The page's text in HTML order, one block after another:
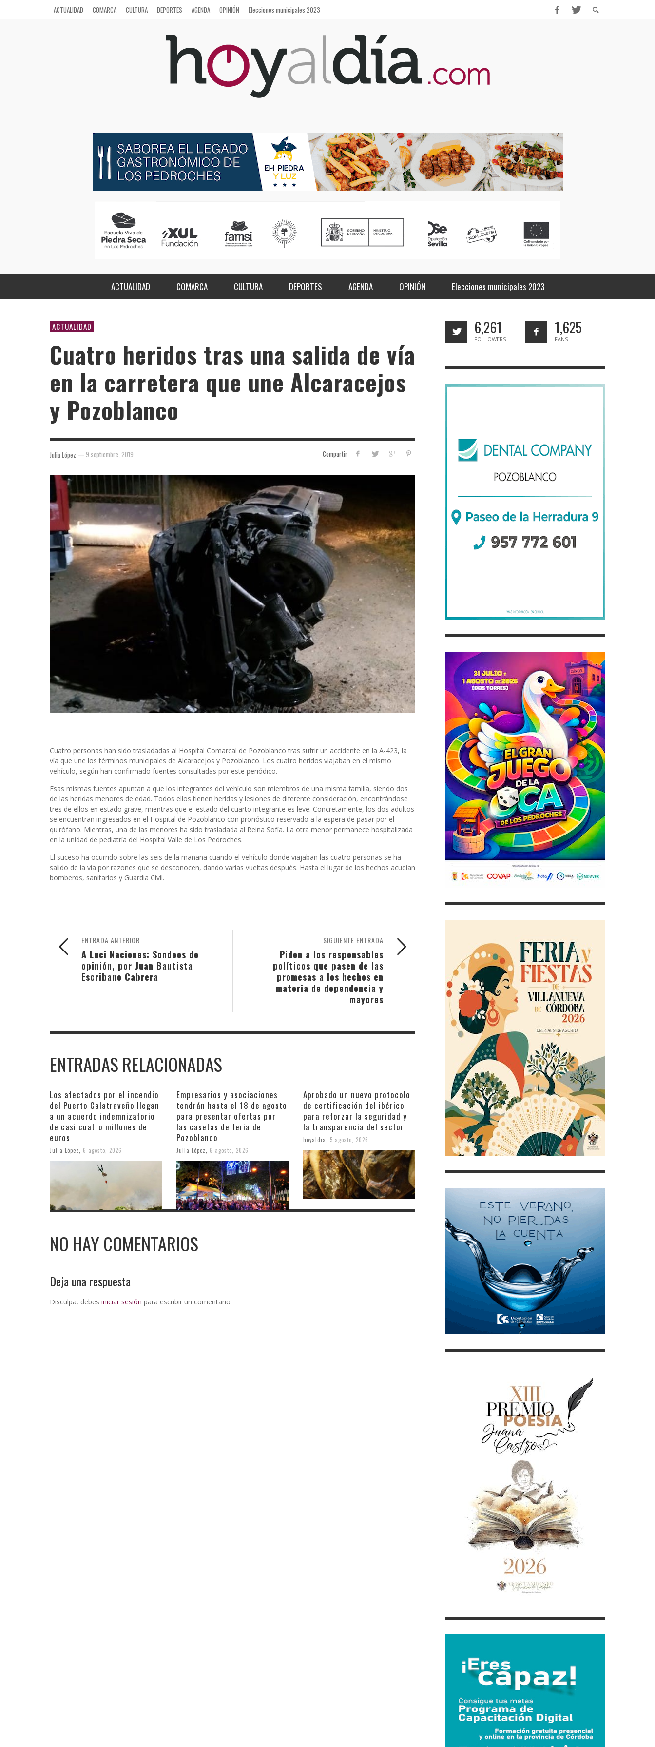
ACTUALIDAD COMARCA CULTURA DEPORTES AGENDA OPINIÓN Elecciones municipales 2023
ACTUALIDAD COMARCA CULTURA DEPORTES AGENDA OPINIÓN Elecciones municipales 2023
ACTUALIDAD
Cuatro heridos tras una salida de vía
en la carretera que une Alcaracejos
y Pozoblanco
Compartir
Julia López — 9 septiembre, 2019
Cuatro personas han sido trasladadas al Hospital Comarcal de Pozoblanco tras sufrir un accidente en la A-423, la
vía que une los términos municipales de Alcaracejos y Pozoblanco. Los cuatro heridos viajaban en el mismo
vehículo, según han confirmado fuentes consultadas por este periódico.
Esas mismas fuentes apuntan a que los integrantes del vehículo son miembros de una misma familia, siendo dos
de las heridas menores de edad. Todos ellos tienen heridas y lesiones de diferente consideración, encontrándose
tres de ellos en estado grave, mientras que el estado del cuarto integrante es leve. Concretamente, los dos adultos
se encuentran ingresados en el Hospital de Pozoblanco con pronóstico reservado a la espera de pasar por el
quirófano. Mientras, una de las menores ha sido trasladada al Reina Sofía. La otra menor permanece hospitalizada
en la unidad de pediatría del Hospital Valle de Los Pedroches.
El suceso ha ocurrido sobre las seis de la mañana cuando el vehículo donde viajaban las cuatro personas se ha
salido de la vía por razones que se desconocen, dando varias vueltas después. Hasta el lugar de los hechos acudían
bomberos, sanitarios y Guardia Civil.
SIGUIENTE ENTRADA
Piden a los responsables
políticos que pasen de las
promesas a los hechos en
materia de dependencia y
mayores
ENTRADA ANTERIOR
A Luci Naciones: Sondeos de
opinión, por Juan Bautista
Escribano Cabrera
ENTRADAS RELACIONADAS
Los afectados por el incendio
del Puerto Calatraveño llegan
a un acuerdo indemnizatorio
de casi cuatro millones de
euros
Julia López 6 agosto, 2026
Empresarios y asociaciones
tendrán hasta el 18 de agosto
para presentar ofertas por
las casetas de feria de
Pozoblanco
Julia López 6 agosto, 2026
Aprobado un nuevo protocolo
de certificación del ibérico
para reforzar la seguridad y
la transparencia del sector
hoyaldia 5 agosto, 2026
NO HAY COMENTARIOS
Deja una respuesta
Disculpa, debes iniciar sesión para escribir un comentario.
6,261
FOLLOWERS
1,625
FANS